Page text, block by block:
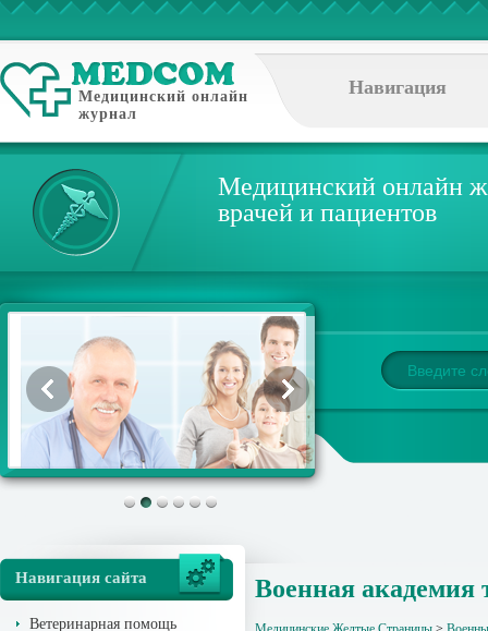
Медицинский онлайн
журнал
Навигация
Медицинский онлайн
врачей и пациентов
Навигация сайта
Ветеринарная помощь
Военная академия